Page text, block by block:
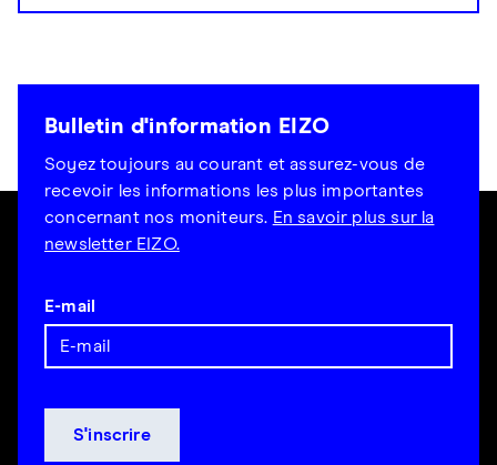
Bulletin d'information EIZO
Soyez toujours au courant et assurez-vous de
recevoir les informations les plus importantes
concernant nos moniteurs. En savoir plus sur la
newsletter EIZO.
E-mail